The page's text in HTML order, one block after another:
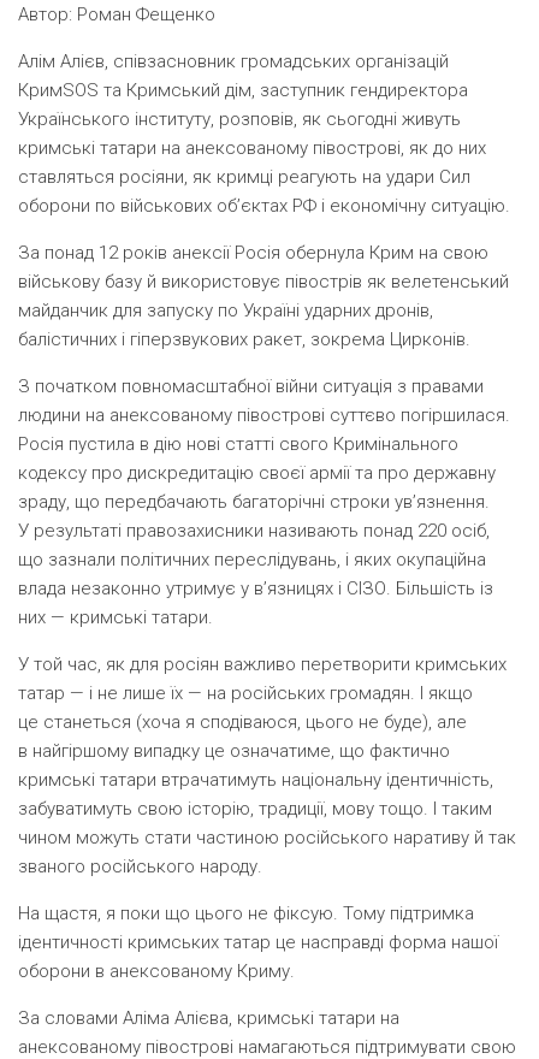
Автор: Роман Фещенко
Алім Алієв, співзасновник громадських організацій
КримSOS та Кримський дім, заступник гендиректора
Українського інституту, розповів, як сьогодні живуть
кримські татари на анексованому півострові, як до них
ставляться росіяни, як кримці реагують на удари Сил
оборони по військових об’єктах РФ і економічну ситуацію.
За понад 12 років анексії Росія обернула Крим на свою
військову базу й використовує півострів як велетенський
майданчик для запуску по Україні ударних дронів,
балістичних і гіперзвукових ракет, зокрема Цирконів.
З початком повномасштабної війни ситуація з правами
людини на анексованому півострові суттєво погіршилася.
Росія пустила в дію нові статті свого Кримінального
кодексу про дискредитацію своєї армії та про державну
зраду, що передбачають багаторічні строки ув’язнення.
У результаті правозахисники називають понад 220 осіб,
що зазнали політичних переслідувань, і яких окупаційна
влада незаконно утримує у в’язницях і СІЗО. Більшість із
них — кримські татари.
У той час, як для росіян важливо перетворити кримських
татар — і не лише їх — на російських громадян. І якщо
це станеться (хоча я сподіваюся, цього не буде), але
в найгіршому випадку це означатиме, що фактично
кримські татари втрачатимуть національну ідентичність,
забуватимуть свою історію, традиції, мову тощо. І таким
чином можуть стати частиною російського наративу й так
званого російського народу.
На щастя, я поки що цього не фіксую. Тому підтримка
ідентичності кримських татар це насправді форма нашої
оборони в анексованому Криму.
За словами Аліма Алієва, кримські татари на
анексованому півострові намагаються підтримувати свою